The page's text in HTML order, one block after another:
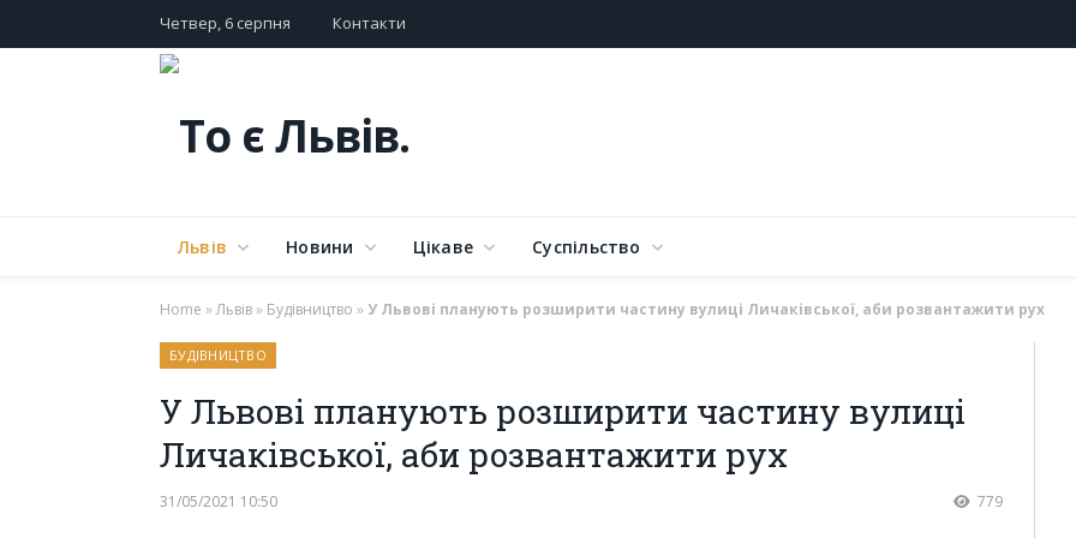
Четвер, 6 серпня Контакти
Львів Новини Цікаве Суспільство
Home »Львів» Будівництво » У Львові планують розширити частину вулиці Личаківської, аби розвантажити рух
БУДІВНИЦТВО
У Львові планують розширити частину вулиці
Личаківської, аби розвантажити рух
31/05/2021 10:50 779